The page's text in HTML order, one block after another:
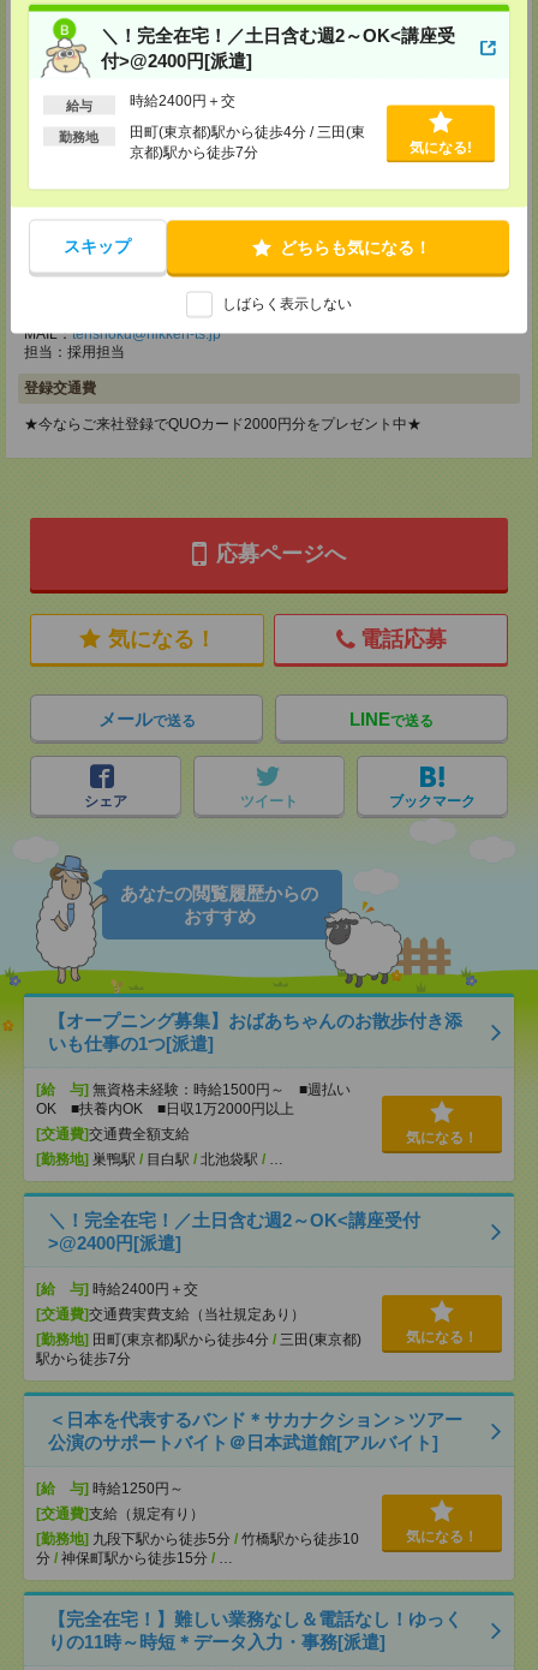
＼！完全在宅！／土日含む週2～OK<講座受
付>@2400円[派遣]
給与 時給2400円＋交
勤務地
田町(東京都)駅から徒歩4分 / 三田(東
京都)駅から徒歩7分
気になる!
スキップ どちらも気になる！
しばらく表示しない
メディカルケア事業部 立川事業部
東京都立川市錦町1-12-14
TEL：0120-934-200
MAIL：tenshoku@nikken-ts.jp
メディカルケア事業部 町田オフィス
東京都町田市森野1-7-23 大樹生命町田ビル6F
TEL：0120-453-285
担当：採用担当
メディカルケア事業部 横浜オフィス
神奈川県横浜市保土ケ谷区神戸町134 横浜ビジネスパークサウスタワー
MAIL：tenshoku@nikken-ts.jp
担当：採用担当
登録交通費
★今ならご来社登録でQUOカード2000円分をプレゼント中★
応募ページへ
気になる！ 電話応募
メールで送る LINEで送る
シェア ツイート ブックマーク
あなたの閲覧履歴からの
おすすめ
【オープニング募集】おばあちゃんのお散歩付き添
いも仕事の1つ[派遣]
[給 与] 無資格未経験：時給1500円～ ■週払い
OK ■扶養内OK ■日収1万2000円以上
[交通費]交通費全額支給
[勤務地] 巣鴨駅 / 目白駅 / 北池袋駅 / …
気になる！
＼！完全在宅！／土日含む週2～OK<講座受付
>@2400円[派遣]
[給 与] 時給2400円＋交
[交通費]交通費実費支給（当社規定あり）
[勤務地] 田町(東京都)駅から徒歩4分 / 三田(東京都)
駅から徒歩7分
気になる！
＜日本を代表するバンド＊サカナクション＞ツアー
公演のサポートバイト＠日本武道館[アルバイト]
[給 与] 時給1250円～
[交通費]支給（規定有り）
[勤務地] 九段下駅から徒歩5分 / 竹橋駅から徒歩10
分 / 神保町駅から徒歩15分 / …
気になる！
【完全在宅！】難しい業務なし＆電話なし！ゆっく
りの11時～時短＊データ入力・事務[派遣]